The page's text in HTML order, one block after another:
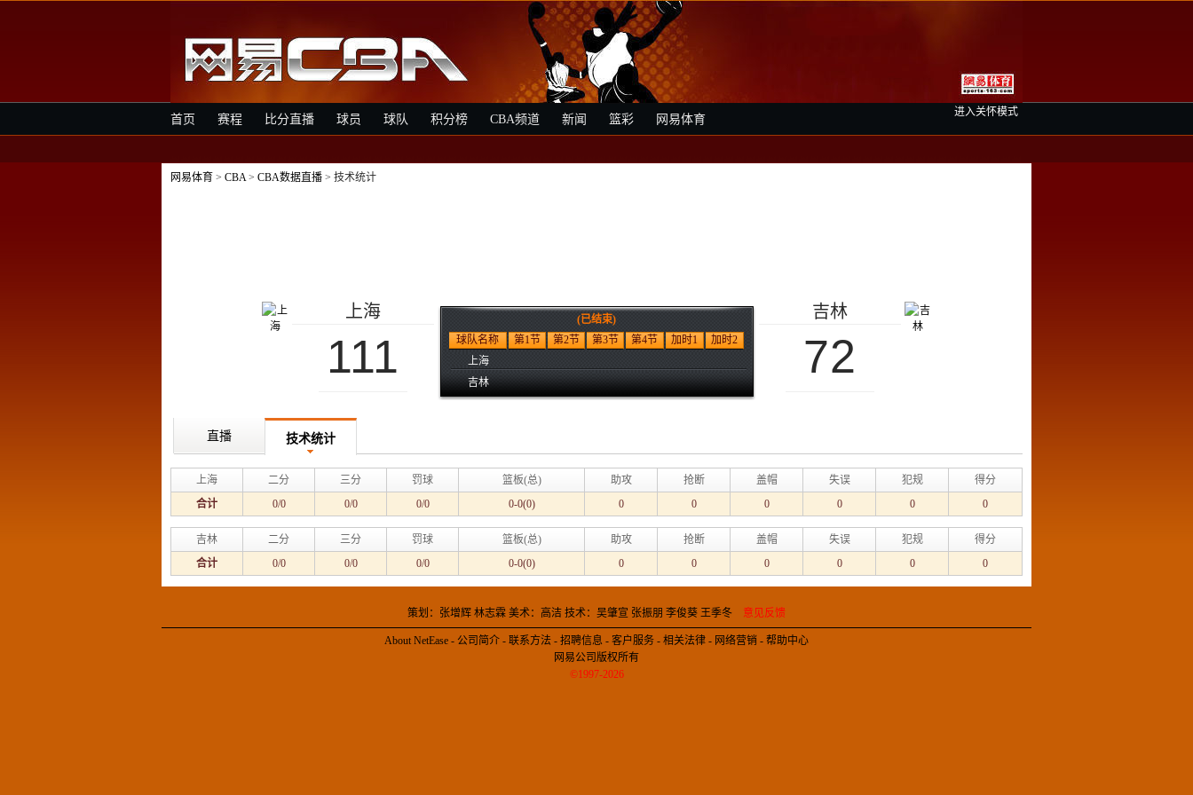
进入关怀模式
首页 赛程 比分直播 球员 球队 积分榜 CBA频道 新闻 篮彩 网易体育
网易体育 > CBA> CBA数据直播 > 技术统计
上海
111
(已结束)
球队名称
第1节 第2节 第3节 第4节 加时1
加时2
上海
吉林
吉林
72
直播 技术统计
上海 二分 三分 罚球 篮板(总) 助攻 抢断 盖帽 失误 犯规
得分
合计
0/0 0/0 0/0 0-0(0) 0 0 0 0 0 0
吉林 二分 三分 罚球 篮板(总) 助攻 抢断 盖帽 失误 犯规
得分
合计
0/0 0/0 0/0 0-0(0) 0 0 0 0 0 0
策划：张增辉 林志霖 美术：高洁 技术：吴肇宣 张振朋 李俊葵 王季冬 意见反馈
About NetEase - 公司简介 - 联系方法 - 招聘信息 - 客户服务 - 相关法律 - 网络营销 - 帮助中心
网易公司版权所有
©1997-2026